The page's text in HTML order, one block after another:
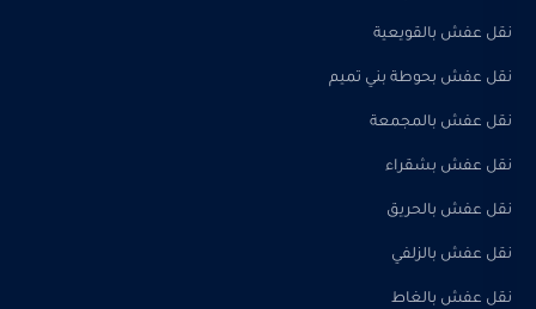
نقل عفش بالقويعية
نقل عفش بحوطة بني تميم
نقل عفش بالمجمعة
نقل عفش بشقراء
نقل عفش بالحريق
نقل عفش بالزلفي
نقل عفش بالغاط